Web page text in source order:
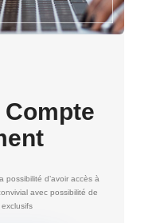
possibilité d’avoir accès à
avec possibilité de